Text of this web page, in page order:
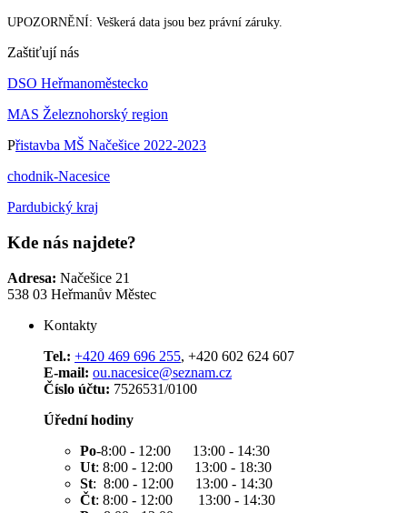
UPOZORNĚNÍ: Veškerá data jsou bez právní záruky.
Zaštiťují nás
DSO Heřmanoměstecko
MAS Železnohorský region
Přistavba MŠ Načešice 2022-2023
chodnik-Nacesice
Pardubický kraj
Kde nás najdete?
Adresa: Načešice 21
538 03 Heřmanův Městec
Kontakty
Tel.: +420 469 696 255, +420 602 624 607
E-mail: ou.nacesice@seznam.cz
Číslo účtu: 7526531/0100
Úřední hodiny
Po-8:00 - 12:00 13:00 - 14:30
Ut: 8:00 - 12:00 13:00 - 18:30
St: 8:00 - 12:00 13:00 - 14:30
Čt: 8:00 - 12:00 13:00 - 14:30